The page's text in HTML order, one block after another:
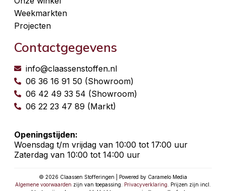
Weekmarkten
Projecten
Contactgegevens
info@claassenstoffen.nl
06 36 16 91 50 (Showroom)
06 42 49 33 54 (Showroom)
06 22 23 47 89 (Markt)
Openingstijden:
Woensdag t/m vrijdag van 10:00 tot 17:00 uur
Zaterdag van 10:00 tot 14:00 uur
© 2026 Claassen Stofferingen | Powered by Caramelo Media
Algemene voorwaarden zijn van toepassing. Privacyverklaring . Prijzen zijn incl.